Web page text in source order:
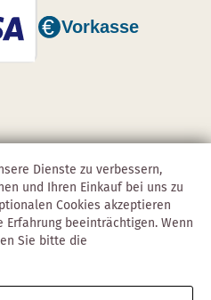
Dienste zu verbessern,
und Ihren Einkauf bei uns zu
Cookies akzeptieren
beeinträchtigen. Wenn
Sie bitte die